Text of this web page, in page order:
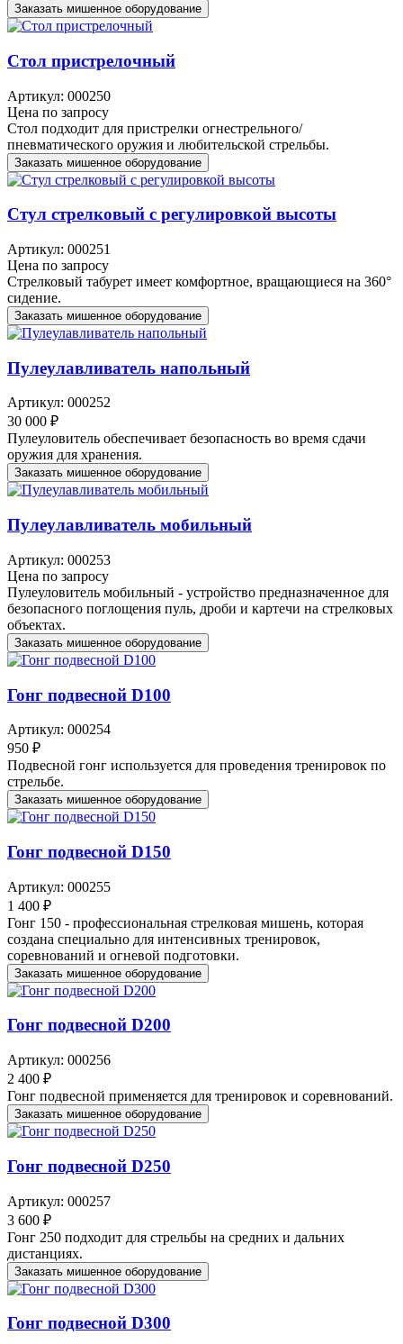
Заказать мишенное оборудование
Стол пристрелочный
Артикул: 000250
Цена по запросу
Стол подходит для пристрелки огнестрельного/
пневматического оружия и любительской стрельбы.
Заказать мишенное оборудование
Стул стрелковый с регулировкой высоты
Артикул: 000251
Цена по запросу
Стрелковый табурет имеет комфортное, вращающиеся на 360°
сидение.
Заказать мишенное оборудование
Пулеулавливатель напольный
Артикул: 000252
30 000 ₽
Пулеуловитель обеспечивает безопасность во время сдачи
оружия для хранения.
Заказать мишенное оборудование
Пулеулавливатель мобильный
Артикул: 000253
Цена по запросу
Пулеуловитель мобильный - устройство предназначенное для
безопасного поглощения пуль, дроби и картечи на стрелковых
объектах.
Заказать мишенное оборудование
Гонг подвесной D100
Артикул: 000254
950 ₽
Подвесной гонг используется для проведения тренировок по
стрельбе.
Заказать мишенное оборудование
Гонг подвесной D150
Артикул: 000255
1 400 ₽
Гонг 150 - профессиональная стрелковая мишень, которая
создана специально для интенсивных тренировок,
соревнований и огневой подготовки.
Заказать мишенное оборудование
Гонг подвесной D200
Артикул: 000256
2 400 ₽
Гонг подвесной применяется для тренировок и соревнований.
Заказать мишенное оборудование
Гонг подвесной D250
Артикул: 000257
3 600 ₽
Гонг 250 подходит для стрельбы на средних и дальних
дистанциях.
Заказать мишенное оборудование
Гонг подвесной D300